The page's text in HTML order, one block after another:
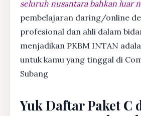
seluruh nusantara bahkan luar
pembelajaran daring/online
profesional dan ahli dalam
menjadikan PKBM INTAN
untuk kamu yang tinggal di
Subang
Yuk Daftar Paket C